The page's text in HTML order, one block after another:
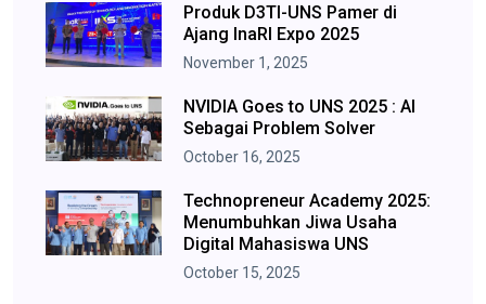
Produk D3TI-UNS Pamer di
Ajang InaRI Expo 2025
November 1, 2025
NVIDIA Goes to UNS 2025 : AI
Sebagai Problem Solver
October 16, 2025
Technopreneur Academy 2025:
Menumbuhkan Jiwa Usaha
Digital Mahasiswa UNS
October 15, 2025